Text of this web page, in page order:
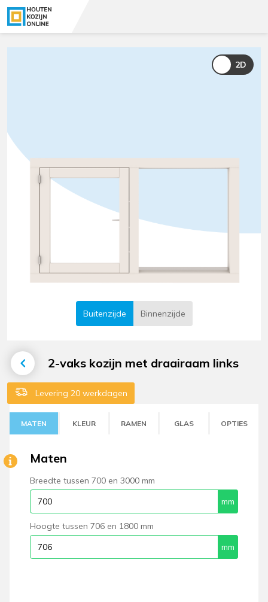
Buitenzijde Binnenzijde
2-vaks kozijn met draairaam links
Levering 20 werkdagen
MATEN KLEUR RAMEN GLAS OPTIES
Maten
Breedte tussen 700 en 3000 mm
Hoogte tussen 706 en 1800 mm